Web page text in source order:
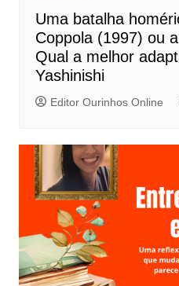
Uma batalha
Coppola (1997) ou
Qual a melhor
Yashinishi
Editor Ourinhos Online